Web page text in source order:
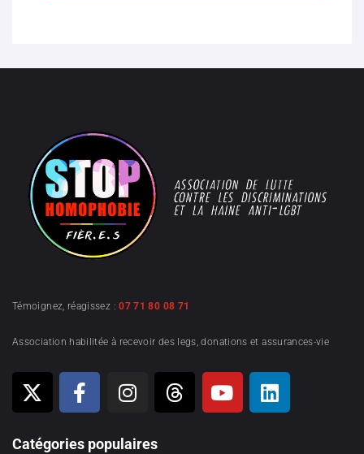
Témoignez, réagissez :07 71 80 08 71
Association habilitée à recevoir des legs, donations et assurances-vie
Catégories populaires